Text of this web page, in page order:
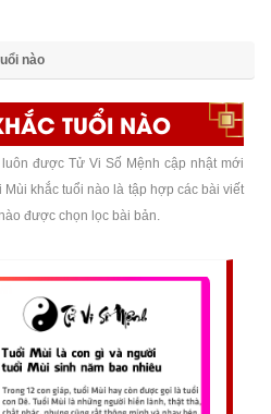
nào
TUỔI NÀO
được Tử Vi Số Mệnh cập nhật mới
khắc tuổi nào là tập hợp các bài viết
được chọn lọc bài bản.